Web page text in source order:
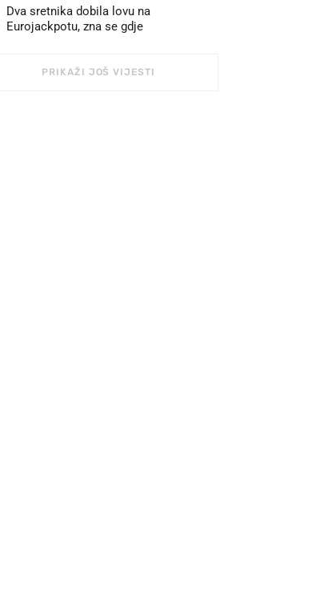
Dva sretnika dobila lovu na
Eurojackpotu, zna se gdje
PRIKAŽI JOŠ VIJESTI